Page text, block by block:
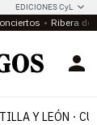
EDICIONES CyL
Ribera del
Y LEÓN